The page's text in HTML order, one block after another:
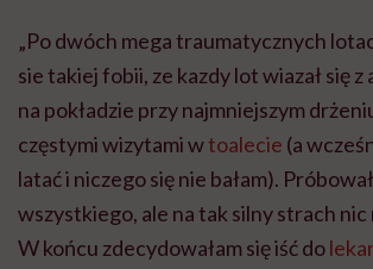
„Po dwóch mega traumatycznych
sie takiej fobii, ze kazdy lot wiazał się z
na pokładzie przy najmniejszym
częstymi wizytami wtoalecie (a
latać i niczego się nie bałam).
wszystkiego, ale na tak silny strach nic
W końcu zdecydowałam się iść do